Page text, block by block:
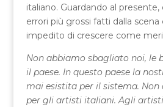
italiano. Guardando al presente,
errori più grossi fatti dalla scena
impedito di crescere come
Non abbiamo sbagliato noi, le
il paese. In questo paese la
mai esistita per il sistema. Non
per gli artisti italiani. Agli